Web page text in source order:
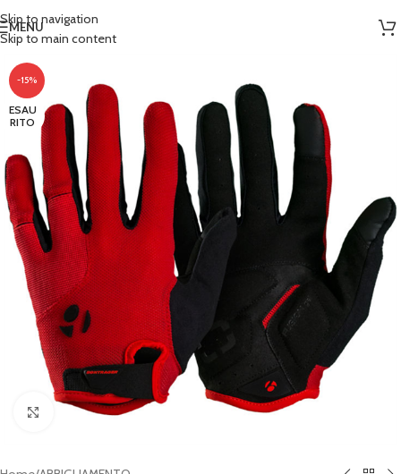
Skip to navigation
Skip to main content
MENU
-15%
ESAU
RITO
Clicca per ingrandire